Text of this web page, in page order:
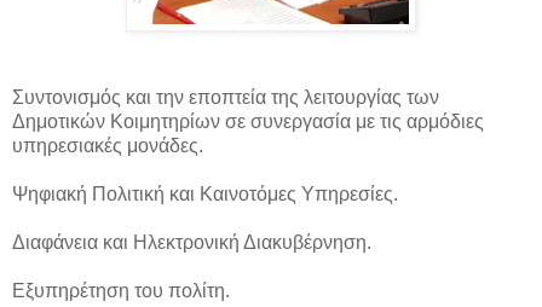
Συντονισμός και την εποπτεία της λειτουργίας των
Δημοτικών Κοιμητηρίων σε συνεργασία με τις αρμόδιες
υπηρεσιακές μονάδες.
Ψηφιακή Πολιτική και Καινοτόμες Υπηρεσίες.
Διαφάνεια και Ηλεκτρονική Διακυβέρνηση.
Εξυπηρέτηση του πολίτη.